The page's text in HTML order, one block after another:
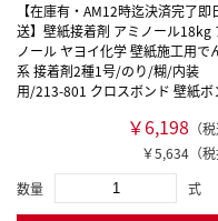
【在庫有・AM12時迄決済完了即
送】壁紙接着剤 アミノール18kg
ノール ヤヨイ化学 壁紙施工用で
系 接着剤2種1号/のり/糊/内装
用/213-801 クロスボンド 壁紙ボ
￥6,198 （
￥5,634（税
数量
式